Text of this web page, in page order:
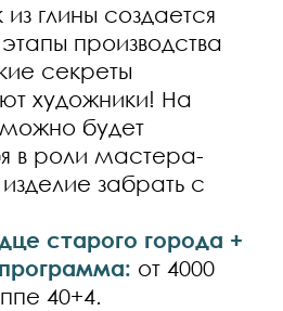
глины создается
производства
секреты
художники! На
будет
в роли мастера-
забрать с
старого города +
от 4000
40+4.